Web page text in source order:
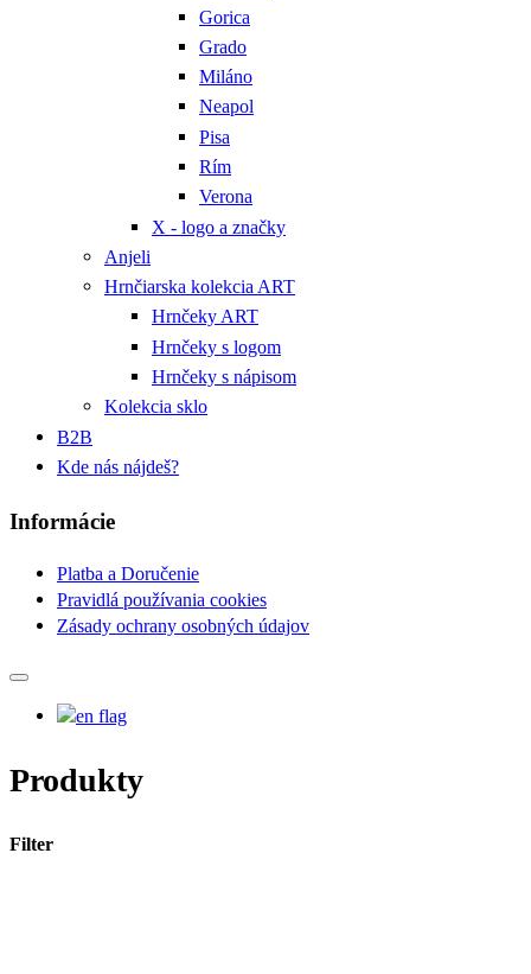
Gorica
Grado
Miláno
Neapol
Pisa
Rím
Verona
X - logo a značky
Anjeli
Hrnčiarska kolekcia ART
Hrnčeky ART
Hrnčeky s logom
Hrnčeky s nápisom
Kolekcia sklo
B2B
Kde nás nájdeš?
Informácie
Platba a Doručenie
Pravidlá používania cookies
Zásady ochrany osobných údajov
Produkty
Filter